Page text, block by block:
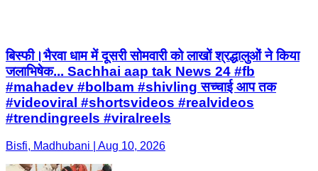
बिस्फी।भैरवा धाम में दूसरी सोमवारी को लाखों श्रद्धालुओं ने किया
जलाभिषेक... Sachhai aap tak News 24 #fb
#mahadev #bolbam #shivling सच्चाई आप तक
#videoviral #shortsvideos #realvideos
#trendingreels #viralreels
Bisfi, Madhubani | Aug 10, 2026